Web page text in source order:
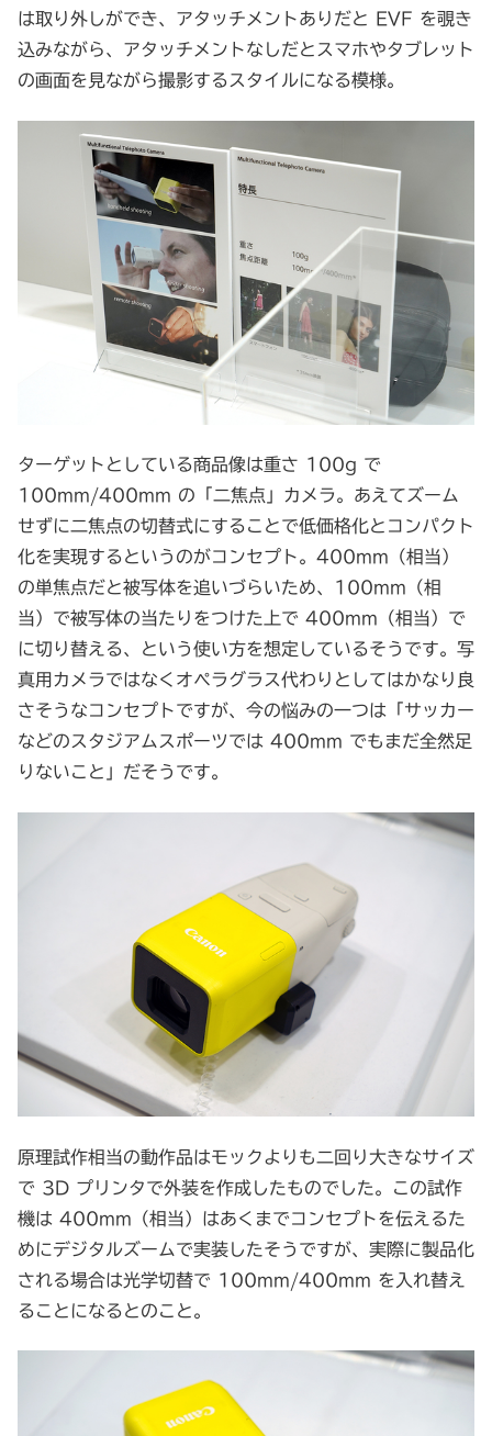
は取り外しができ、アタッチメントありだと EVF を覗き
込みながら、アタッチメントなしだとスマホやタブレット
の画面を見ながら撮影するスタイルになる模様。
ターゲットとしている商品像は重さ 100g で
100mm/400mm の「二焦点」カメラ。あえてズーム
せずに二焦点の切替式にすることで低価格化とコンパクト
化を実現するというのがコンセプト。400mm（相当）
の単焦点だと被写体を追いづらいため、100mm（相
当）で被写体の当たりをつけた上で 400mm（相当）で
に切り替える、という使い方を想定しているそうです。写
真用カメラではなくオペラグラス代わりとしてはかなり良
さそうなコンセプトですが、今の悩みの一つは「サッカー
などのスタジアムスポーツでは 400mm でもまだ全然足
りないこと」だそうです。
原理試作相当の動作品はモックよりも二回り大きなサイズ
で 3D プリンタで外装を作成したものでした。この試作
機は 400mm（相当）はあくまでコンセプトを伝えるた
めにデジタルズームで実装したそうですが、実際に製品化
される場合は光学切替で 100mm/400mm を入れ替え
ることになるとのこと。